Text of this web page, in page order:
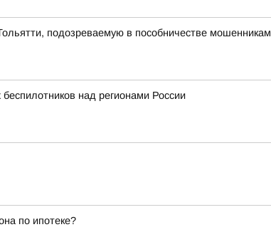
подозреваемую в пособничестве мошенникам
над регионами России
по ипотеке?